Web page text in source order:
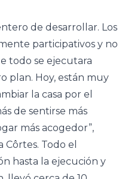
de desarrollar. Los
participativos y no
todo se ejecutara
plan. Hoy, están muy
la casa por el
de sentirse más
más acogedor”,
Todo el
hasta la ejecución y